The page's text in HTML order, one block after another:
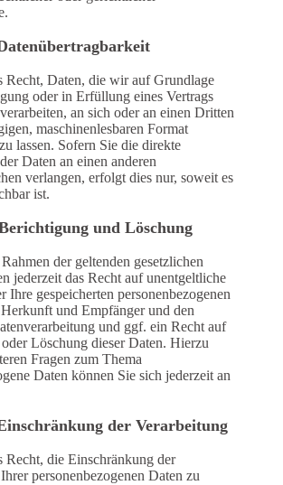
Recht, Daten, die wir auf Grundlage
oder in Erfüllung eines Vertrags
an sich oder an einen Dritten
maschinenlesbaren Format
lassen. Sofern Sie die direkte
Daten an einen anderen
verlangen, erfolgt dies nur, soweit es
ist.
und Löschung
der geltenden gesetzlichen
jederzeit das Recht auf unentgeltliche
Ihre gespeicherten personenbezogenen
und Empfänger und den
und ggf. ein Recht auf
Löschung dieser Daten. Hierzu
Fragen zum Thema
Daten können Sie sich jederzeit an
der Verarbeitung
Recht, die Einschränkung der
personenbezogenen Daten zu